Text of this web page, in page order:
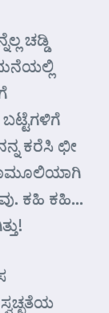
ಚಡ್ಡಿ
ಕರೆಸಿ ಛೀ
ಕಹಿ ಕಹಿ…